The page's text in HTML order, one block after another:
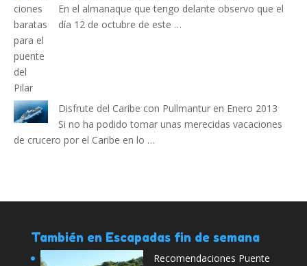
En el almanaque que tengo delante observo que el
día 12 de octubre de este …
Disfrute del Caribe con Pullmantur en Enero 2013
Si no ha podido tomar unas merecidas vacaciones
de crucero por el Caribe en lo …
También en Escapadas fin de semana
Recomendaciones Puente